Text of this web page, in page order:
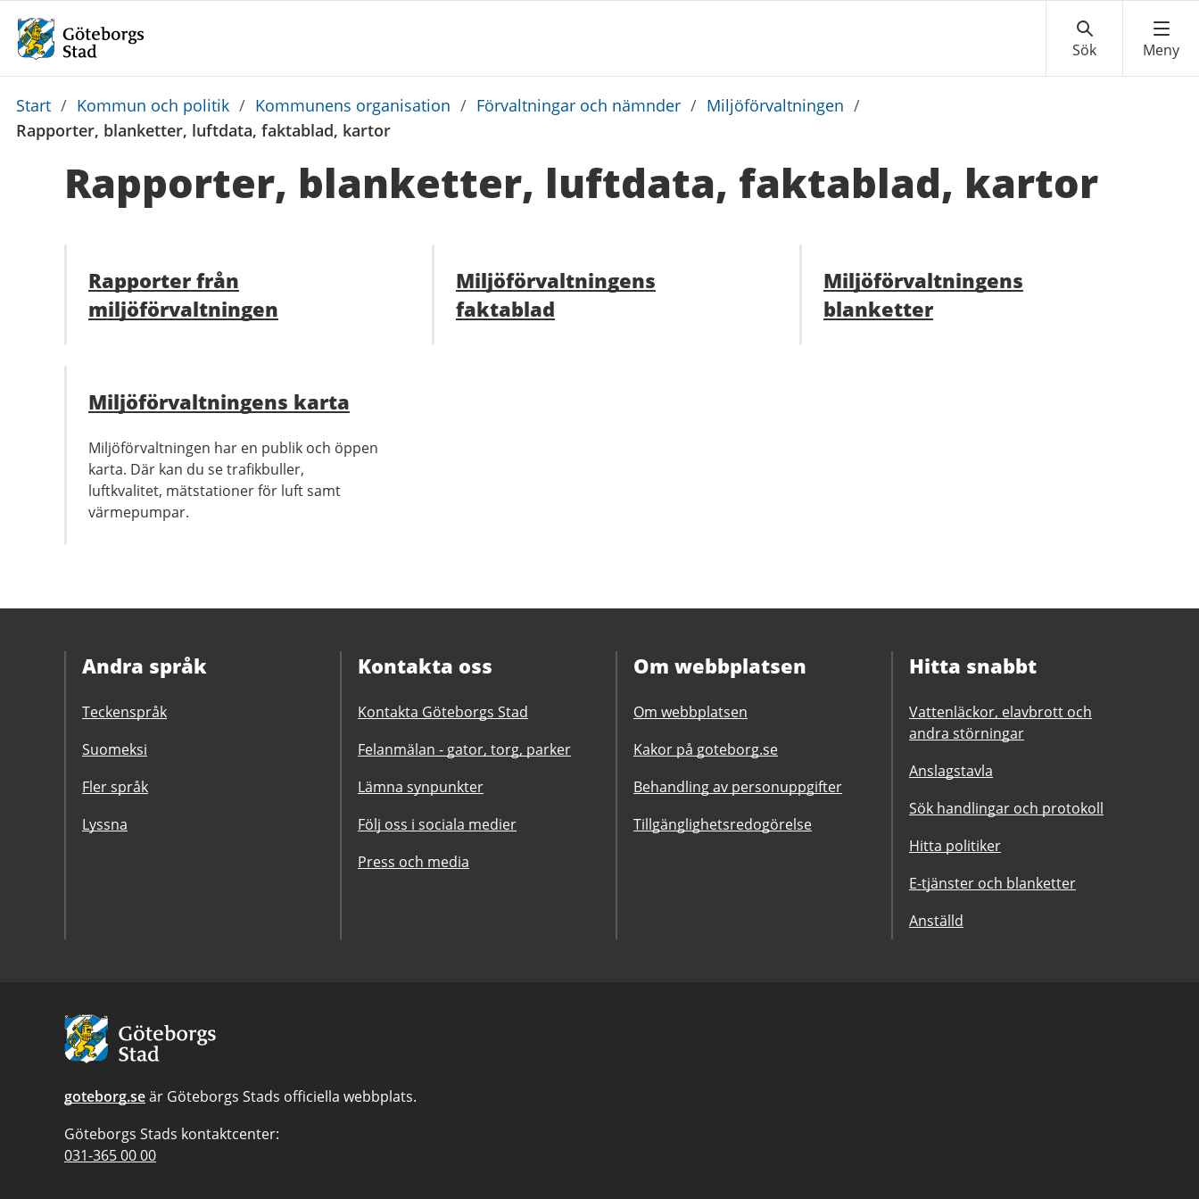
Du
är
Start / Kommun och politik / Kommunens organisation / Förvaltningar och nämnder / Miljöförvaltningen /
Rapporter, blanketter, luftdata, faktablad, kartor
Rapporter, blanketter, luftdata, faktablad, kartor
Rapporter från
miljöförvaltningen
Miljöförvaltningens
faktablad
Miljöförvaltningens
blanketter
Miljöförvaltningens karta
Miljöförvaltningen har en publik och öppen
karta. Där kan du se trafikbuller,
luftkvalitet, mätstationer för luft samt
värmepumpar.
Andra språk
Teckenspråk
Suomeksi
Fler språk
Lyssna
Kontakta oss
Kontakta Göteborgs Stad
Felanmälan - gator, torg, parker
Lämna synpunkter
Följ oss i sociala medier
Press och media
Om webbplatsen
Om webbplatsen
Kakor på goteborg.se
Behandling av personuppgifter
Tillgänglighetsredogörelse
Hitta snabbt
Vattenläckor, elavbrott och
andra störningar
Anslagstavla
Sök handlingar och protokoll
Hitta politiker
E-tjänster och blanketter
Anställd
Avsändare:
Göteborgs
Stad
goteborg.seär Göteborgs Stads officiella webbplats.
Göteborgs Stads kontaktcenter:
Telefonnummer
031-365 00 00